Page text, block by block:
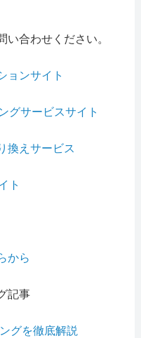
い合わせください。
ョンサイト
グサービスサイト
換えサービス
ト
から
記事
グを徹底解説